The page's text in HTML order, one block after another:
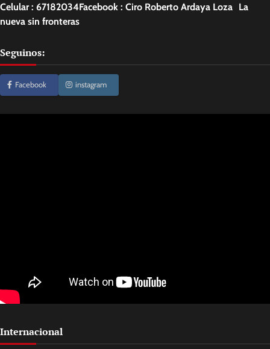
Celular : 67182034Facebook : Ciro Roberto Ardaya Loza La
nueva sin fronteras
Seguinos:
Facebook instagram
Internacional